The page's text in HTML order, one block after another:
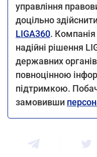
управління
доцільно
LIGA360. Компанія
надійні рішення
державних
повноцінною
підтримкою.
замовивши